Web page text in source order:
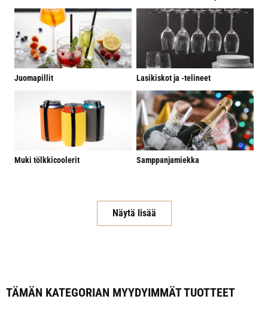
Juomapillit Lasikiskot ja -telineet
Muki tölkkicoolerit Samppanjamiekka
Näytä lisää
TÄMÄN KATEGORIAN MYYDYIMMÄT TUOTTEET